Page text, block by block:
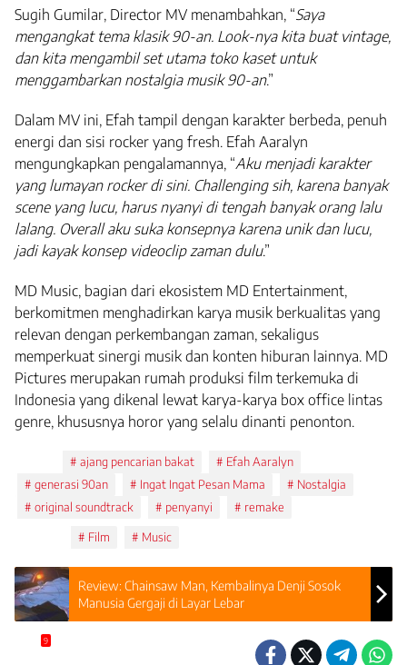
Sugih Gumilar, Director MV menambahkan, “Saya
mengangkat tema klasik 90-an. Look-nya kita buat vintage,
dan kita mengambil set utama toko kaset untuk
menggambarkan nostalgia musik 90-an.”
Dalam MV ini, Efah tampil dengan karakter berbeda, penuh
energi dan sisi rocker yang fresh. Efah Aaralyn
mengungkapkan pengalamannya, “Aku menjadi karakter
yang lumayan rocker di sini. Challenging sih, karena banyak
scene yang lucu, harus nyanyi di tengah banyak orang lalu
lalang. Overall aku suka konsepnya karena unik dan lucu,
jadi kayak konsep videoclip zaman dulu.”
MD Music, bagian dari ekosistem MD Entertainment,
berkomitmen menghadirkan karya musik berkualitas yang
relevan dengan perkembangan zaman, sekaligus
memperkuat sinergi musik dan konten hiburan lainnya. MD
Pictures merupakan rumah produksi film terkemuka di
Indonesia yang dikenal lewat karya-karya box office lintas
genre, khususnya horor yang selalu dinanti penonton.
ajang pencarian bakat
Efah Aaralyn
generasi 90an
Ingat Ingat Pesan Mama
Nostalgia
original soundtrack
penyanyi remake
Film Music
Review: Chainsaw Man, Kembalinya Denji Sosok
Manusia Gergaji di Layar Lebar
9